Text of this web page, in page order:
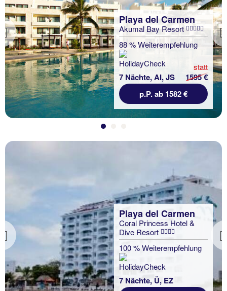
Previous
Playa del Carmen
Akumal Bay Resort
88 % Weiterempfehlung
7 Nächte, AI, JS
statt
1595 €
p.P. ab 1582 €
Previous
Playa del Carmen
Coral Princess Hotel &
Dive Resort
100 % Weiterempfehlung
7 Nächte, Ü, EZ